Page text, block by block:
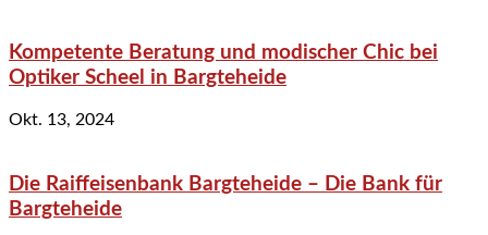
Kompetente Beratung und modischer Chic bei
Optiker Scheel in Bargteheide
Okt. 13, 2024
Die Raiffeisenbank Bargteheide – Die Bank für
Bargteheide